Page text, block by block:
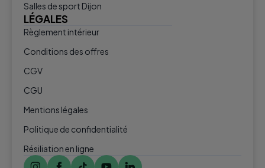
Salles de sport Dijon
LÉGALES
Règlement intérieur
Conditions des offres
CGV
CGU
Mentions légales
Politique de confidentialité
Résiliation en ligne